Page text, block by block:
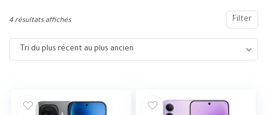
Filter
4 résultats affichés
Tri du plus récent au plus ancien